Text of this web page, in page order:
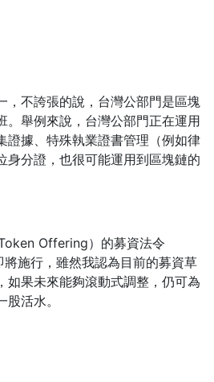
，不誇張的說，台灣公部門是區塊
。舉例來說，台灣公部門正在運用
證據、特殊執業證書管理（例如律
身分證，也很可能運用到區塊鏈的
Offering）的募資法令
將施行，雖然我認為目前的募資草
如果未來能夠滾動式調整，仍可為
活水。